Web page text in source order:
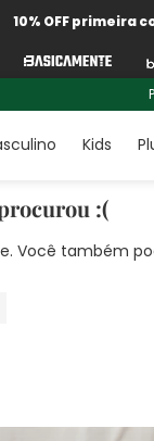
10% OFF primeira
Kids
:(
Você também